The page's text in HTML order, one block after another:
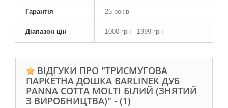
Гарантія 25 років
Діапазон цін 1000 грн - 1999 грн
ВІДГУКИ ПРО "ТРИCМУГОВА
ПАРКЕТНА ДОШКА BARLINEK ДУБ
PANNA COTTA MOLTI БІЛИЙ (ЗНЯТИЙ
З ВИРОБНИЦТВА)" - (1)